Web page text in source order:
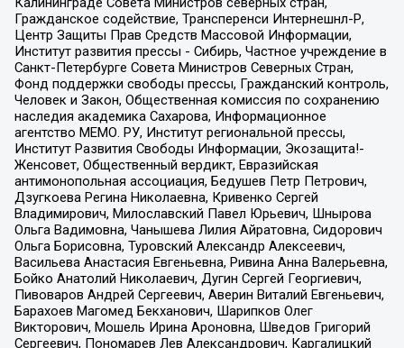
Гражданское содействие, Трансперенси Интернешнл-Р,
Центр Защиты Прав Средств Массовой Информации,
Институт развития прессы - Сибирь, Частное учреждение в
Санкт-Петербурге Совета Министров Северных Стран,
Фонд поддержки свободы прессы, Гражданский контроль,
Человек и Закон, Общественная комиссия по сохранению
наследия академика Сахарова, Информационное
агентство МЕМО. РУ, Институт региональной прессы,
Институт Развития Свободы Информации, Экозащита!-
Женсовет, Общественный вердикт, Евразийская
антимонопольная ассоциация, Бедушев Петр Петрович,
Дзугкоева Регина Николаевна, Кривенко Сергей
Владимирович, Милославский Павел Юрьевич, Шнырова
Ольга Вадимовна, Чанышева Лилия Айратовна, Сидорович
Ольга Борисовна, Туровский Александр Алексеевич,
Васильева Анастасия Евгеньевна, Ривина Анна Валерьевна,
Бойко Анатолий Николаевич, Дугин Сергей Георгиевич,
Пивоваров Андрей Сергеевич, Аверин Виталий Евгеньевич,
Барахоев Магомед Бекханович, Шарипков Олег
Викторович, Мошель Ирина Ароновна, Шведов Григорий
Сергеевич, Пономарев Лев Александрович, Каргалицкий